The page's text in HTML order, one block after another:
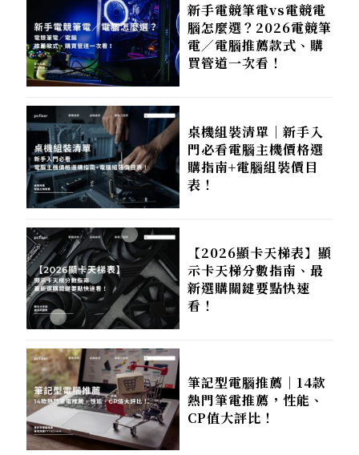
新手電競筆電vs電競電
腦怎麼選？2026電競筆
電／電腦推薦款式、購
買管道一次看！
桌機組裝清單｜新手入
門必看電腦主機價格選
購指南+電腦組裝價目
表！
【2026顯卡天梯表】顯
示卡天梯分數指南、最
新選購關鍵要點快速
看！
筆記型電腦推薦｜14款
熱門筆電推薦，性能、
CP值大評比！